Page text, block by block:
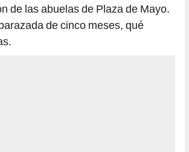
de las abuelas de Plaza de Mayo.
de cinco meses, qué